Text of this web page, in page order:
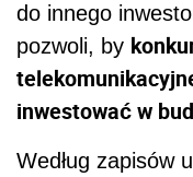
do innego
pozwoli, by
inwestować w
Według zapisów